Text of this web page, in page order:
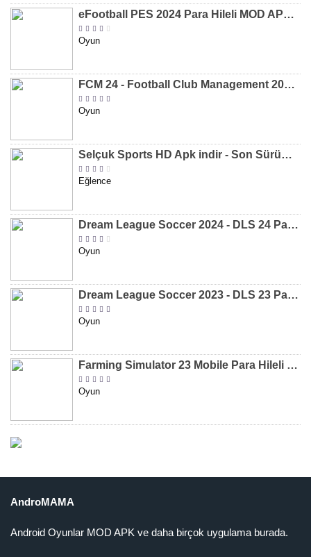
eFootball PES 2024 Para Hileli MOD APK indir [v8.2.0]
Oyun
FCM 24 - Football Club Management 2024 Para Hileli MOD APK indir [v1.0.4]
Oyun
Selçuk Sports HD Apk indir - Son Sürüm 2024 [2.0.1.9]
Eğlence
Dream League Soccer 2024 - DLS 24 Para Hileli MOD APK indir [v11.050]
Oyun
Dream League Soccer 2023 - DLS 23 Para Hileli MOD APK [v11.020]
Oyun
Farming Simulator 23 Mobile Para Hileli MOD APK indir [v0.0.0.8]
Oyun
AndroMAMA
Android Oyunlar MOD APK ve daha birçok uygulama burada.